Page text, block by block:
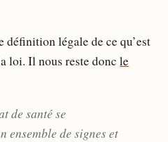
définition légale de ce qu’est
loi. Il nous reste doncle
de santé se
ensemble de signes et